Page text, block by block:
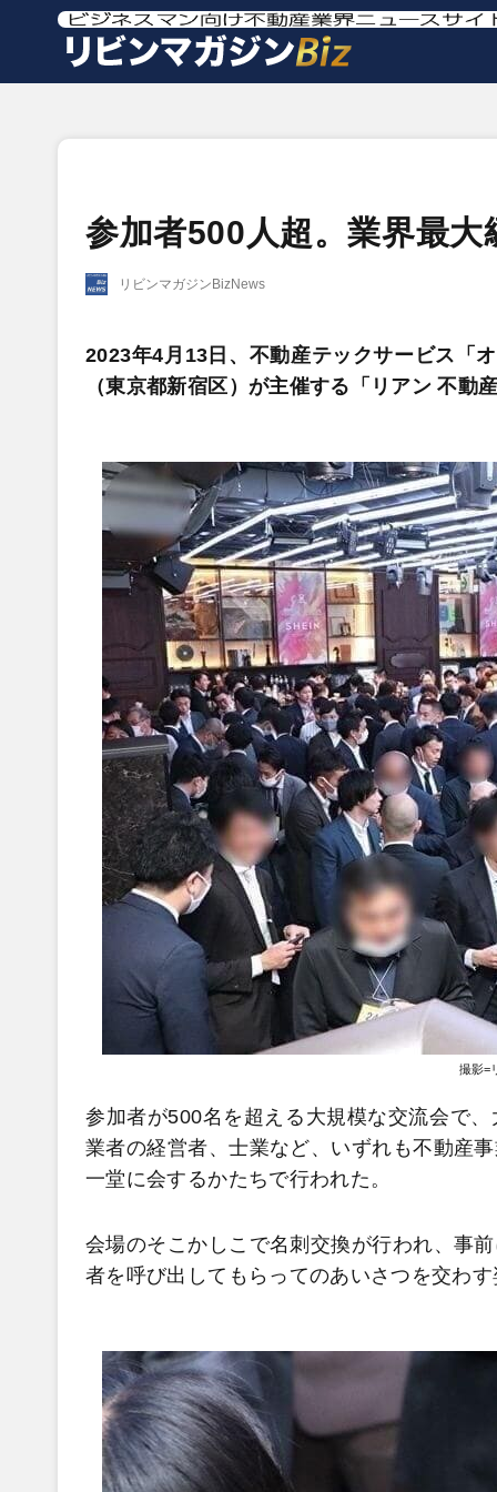
参加者500人超。業界最
リビンマガジンBizNews
2023年4月13日、不動産テックサービス「
（東京都新宿区）が主催する「リアン 不
撮影=
参加者が500名を超える大規模な交流会で
業者の経営者、士業など、いずれも不動産
一堂に会するかたちで行われた。
会場のそこかしこで名刺交換が行われ、事
者を呼び出してもらってのあいさつを交わ